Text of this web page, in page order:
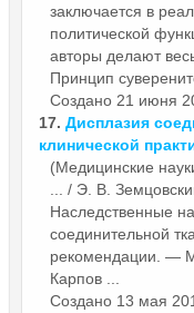
заключается в
политической
авторы делают
Принцип
Создано 21 июня
17. Дисплазия
клинической
(Медицинские
... / Э. В.
Наследственные
соединительной
рекомендации. —
Карпов ...
Создано 13 мая